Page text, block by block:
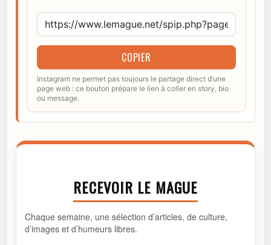
COPIER
Instagram ne permet pas toujours le partage direct d’une
page web : ce bouton prépare le lien à coller en story, bio
ou message.
RECEVOIR LE MAGUE
Chaque semaine, une sélection d’articles, de culture,
d’images et d’humeurs libres.